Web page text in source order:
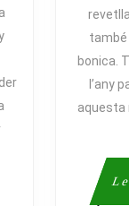
SETMANA
AMB
també
bonica.
l’any
aquesta